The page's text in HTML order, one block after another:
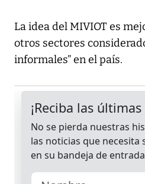
La idea del MIVIOT es
otros sectores
informales” en el país.